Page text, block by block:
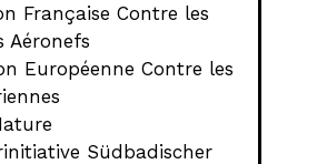
Française Contre les
Aéronefs
Européenne Contre les
Südbadischer